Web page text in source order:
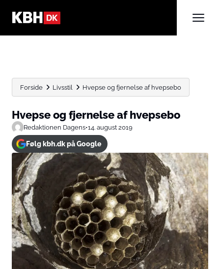
Forside Livsstil Hvepse og fjernelse af hvepsebo
Hvepse og fjernelse af hvepsebo
Redaktionen Dagens•14. august 2019
Følg kbh.dk på Google